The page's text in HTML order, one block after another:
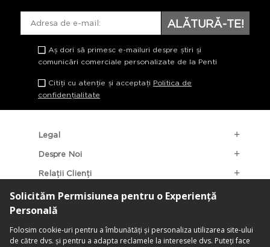
ALĂTURĂ-TE!
Aș dori să primesc e-mailuri despre știri și
comunicări comerciale personalizate de la Penti
Citiți cu atenție și acceptați Politica de
confidențialitate
Legal
Despre Noi
Relații Clienți
Categorii Populare
Localizarea Magazinelor
contact@penti.com.ro